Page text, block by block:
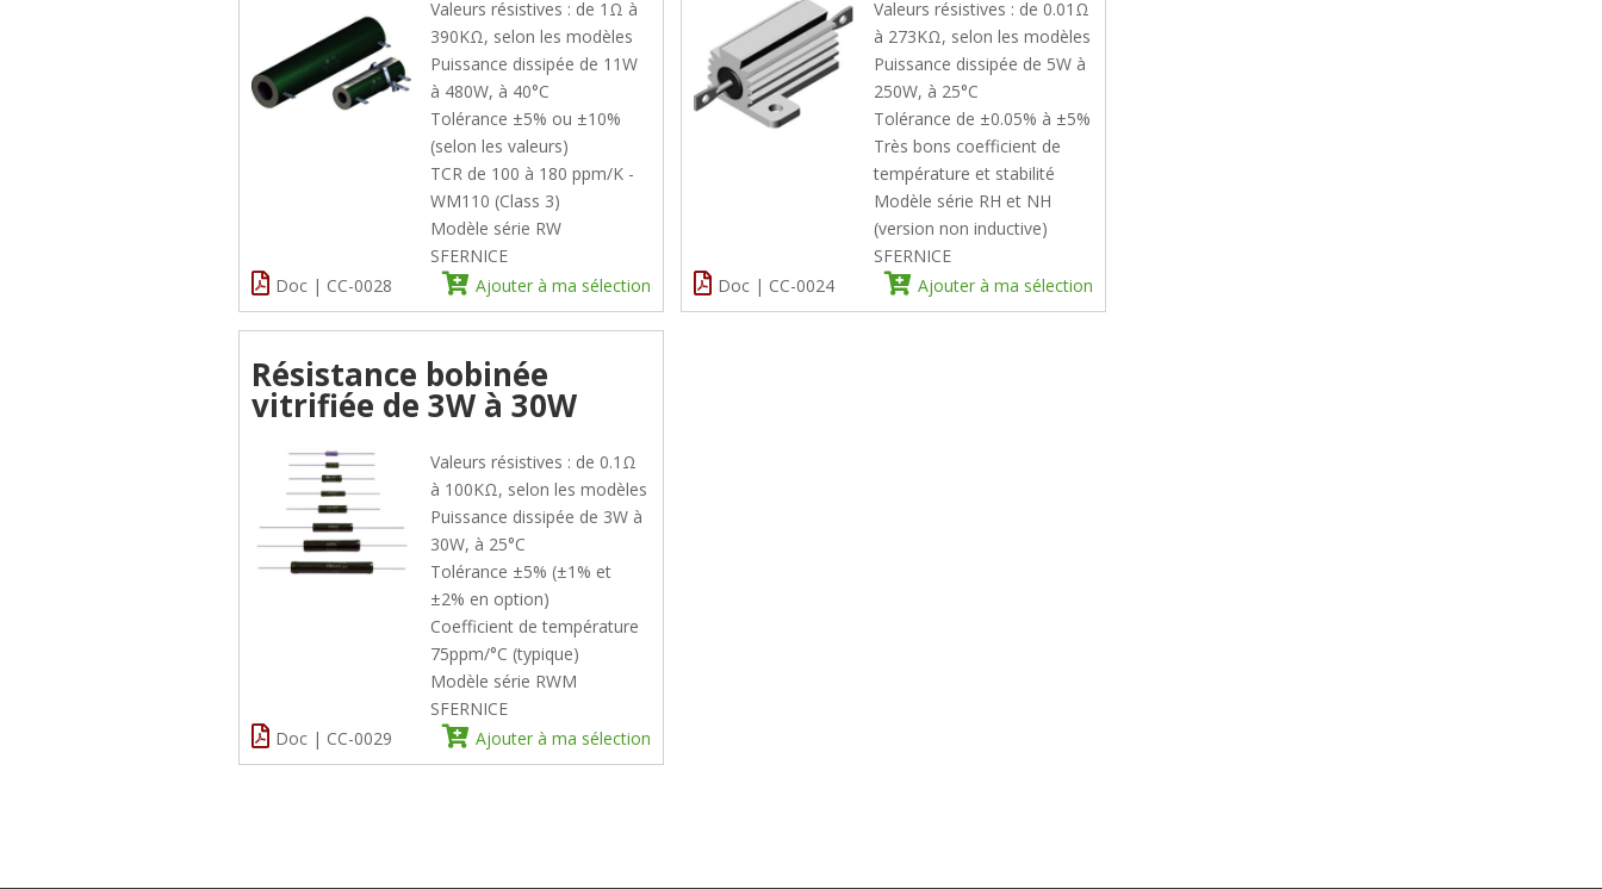
Valeurs résistives : de 1Ω à
390KΩ, selon les modèles
Puissance dissipée de 11W
à 480W, à 40°C
Tolérance ±5% ou ±10%
(selon les valeurs)
TCR de 100 à 180 ppm/K -
WM110 (Class 3)
Modèle série RW
SFERNICE
Ajouter à ma sélection
Doc | CC-0028
Valeurs résistives : de 0.01Ω
à 273KΩ, selon les modèles
Puissance dissipée de 5W à
250W, à 25°C
Tolérance de ±0.05% à ±5%
Très bons coefficient de
température et stabilité
Modèle série RH et NH
(version non inductive)
SFERNICE
Ajouter à ma sélection
Doc | CC-0024
Résistance bobinée
vitrifiée de 3W à 30W
Valeurs résistives : de 0.1Ω
à 100KΩ, selon les modèles
Puissance dissipée de 3W à
30W, à 25°C
Tolérance ±5% (±1% et
±2% en option)
Coefficient de température
75ppm/°C (typique)
Modèle série RWM
SFERNICE
Ajouter à ma sélection
Doc | CC-0029